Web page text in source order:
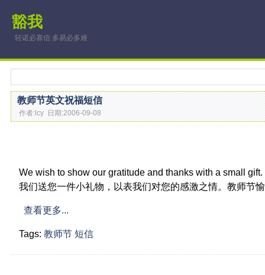
豁我
轻诺必寡信 多易必多难
教师节英文祝福短信
作者:lcy 日期:2006-09-08
We wish to show our gratitude and thanks with a small
我们送您一件小礼物，以表我们对您的感激之情。教师节
查看更多...
Tags:教师节 短信